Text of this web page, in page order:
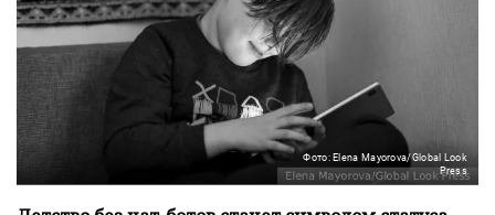
Фото: Elena Mayorova/Global Look
Press